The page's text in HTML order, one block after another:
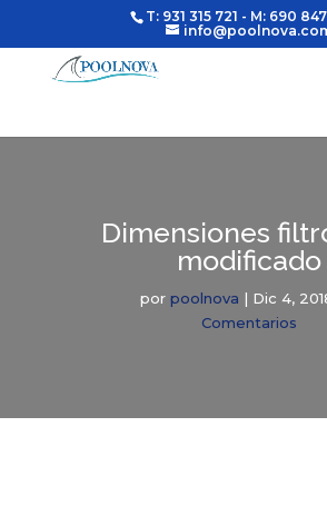
T: 931 315 721 - M: 690
Dimensiones
modificado
porpoolnova | Dic 4,
Comentarios